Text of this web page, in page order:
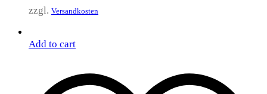
zzgl. Versandkosten
Add to cart